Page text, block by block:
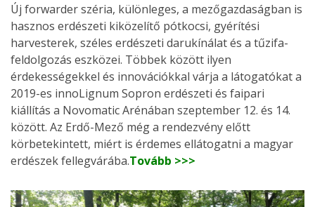
Új forwarder széria, különleges, a mezőgazdaságban is
hasznos erdészeti kiközelítő pótkocsi, gyérítési
harvesterek, széles erdészeti darukínálat és a tűzifa-
feldolgozás eszközei. Többek között ilyen
érdekességekkel és innovációkkal várja a látogatókat a
2019-es innoLignum Sopron erdészeti és faipari
kiállítás a Novomatic Arénában szeptember 12. és 14.
között. Az Erdő-Mező még a rendezvény előtt
körbetekintett, miért is érdemes ellátogatni a magyar
erdészek fellegvárába.Tovább >>>